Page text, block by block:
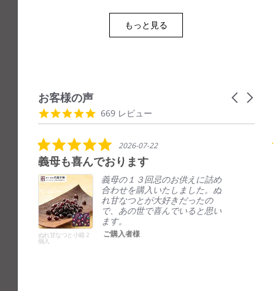
もっと見る
お客様の声
R
e
i
e
w
s
c
r
o
u
s
e
C
o
4
.
s
a
669 レビュー
5
0
t
a
r
r
a
t
2026-07-22
義母も喜んでおります
ぬれ甘なつと小箱 2
個入
義母の１３回忌のお供えに詰め
合わせを購入いたしました。ぬ
れ甘なつとが大好きだったの
で、あの世で喜んでいると思い
ます。
ご購入者様